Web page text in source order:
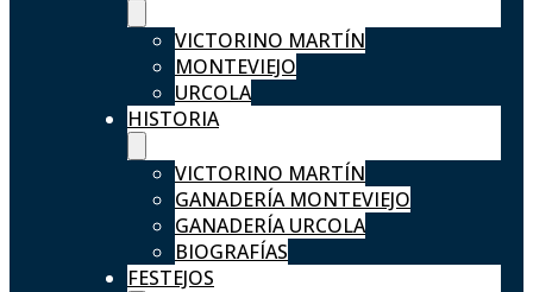
VICTORINO MARTÍN
MONTEVIEJO
URCOLA
HISTORIA
VICTORINO MARTÍN
GANADERÍA MONTEVIEJO
GANADERÍA URCOLA
BIOGRAFÍAS
FESTEJOS